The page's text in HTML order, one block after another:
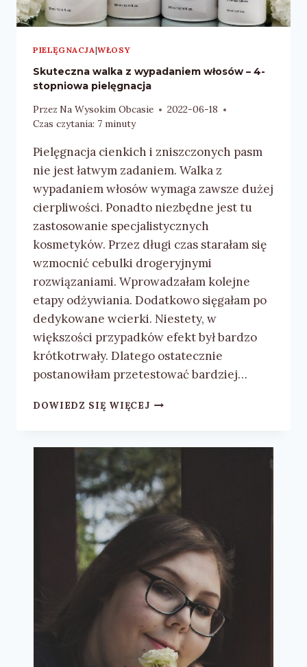
PIELĘGNACJA|WŁOSY
Skuteczna walka z wypadaniem włosów – 4-
stopniowa pielęgnacja
Przez Na Wysokim Obcasie
2022-06-18
Czas czytania: 7 minuty
Pielęgnacja cienkich i zniszczonych pasm
nie jest łatwym zadaniem. Walka z
wypadaniem włosów wymaga zawsze dużej
cierpliwości. Ponadto niezbędne jest tu
zastosowanie specjalistycznych
kosmetyków. Przez długi czas starałam się
wzmocnić cebulki drogeryjnymi
rozwiązaniami. Wprowadzałam kolejne
etapy odżywiania. Dodatkowo sięgałam po
dedykowane wcierki. Niestety, w
większości przypadków efekt był bardzo
krótkotrwały. Dlatego ostatecznie
postanowiłam przetestować bardziej…
DOWIEDZ SIĘ WIĘCEJSKUTECZNA
WYPADANIEM
WŁOSÓW
–
4-
STOPNIOWA
PIELĘGNACJA